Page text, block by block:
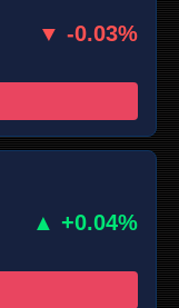
▼ -0.03%
▲ +0.04%